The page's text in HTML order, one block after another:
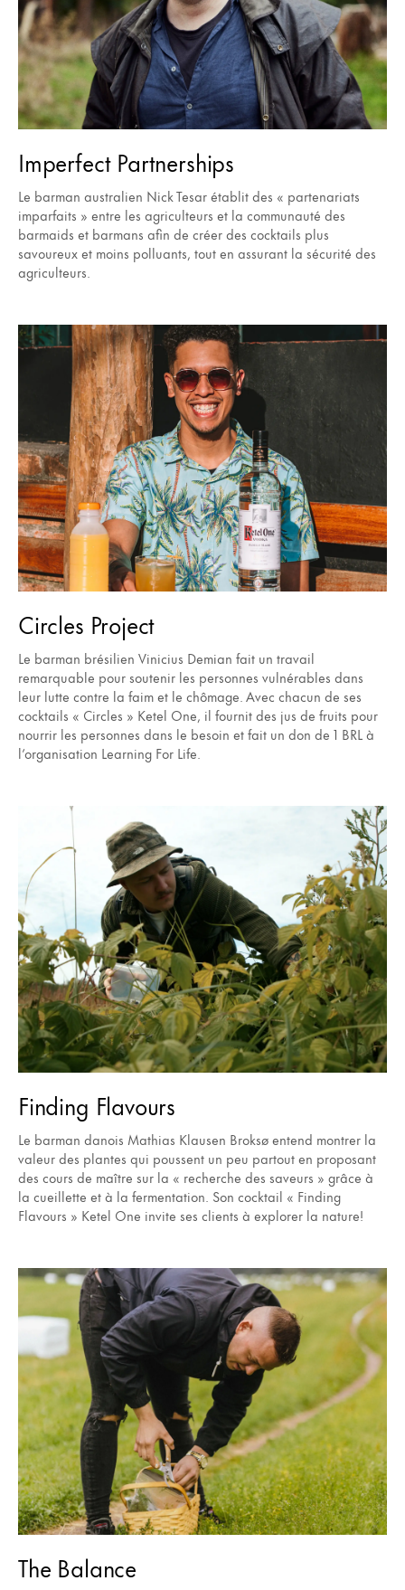
Imperfect Partnerships
Le barman australien Nick Tesar établit des « partenariats
imparfaits » entre les agriculteurs et la communauté des
barmaids et barmans afin de créer des cocktails plus
savoureux et moins polluants, tout en assurant la sécurité des
agriculteurs.
Circles Project
Le barman brésilien Vinicius Demian fait un travail
remarquable pour soutenir les personnes vulnérables dans
leur lutte contre la faim et le chômage. Avec chacun de ses
cocktails « Circles » Ketel One, il fournit des jus de fruits pour
nourrir les personnes dans le besoin et fait un don de 1 BRL à
l’organisation Learning For Life.
Finding Flavours
Le barman danois Mathias Klausen Broksø entend montrer la
valeur des plantes qui poussent un peu partout en proposant
des cours de maître sur la « recherche des saveurs » grâce à
la cueillette et à la fermentation. Son cocktail « Finding
Flavours » Ketel One invite ses clients à explorer la nature!
The Balance